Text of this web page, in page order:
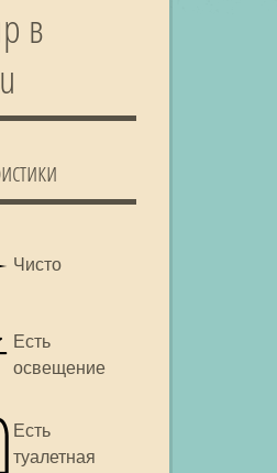
в
Чисто
Есть
освещение
Есть
туалетная